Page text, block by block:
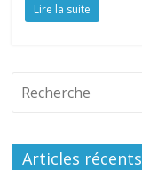
Lire la suite
Articles récents